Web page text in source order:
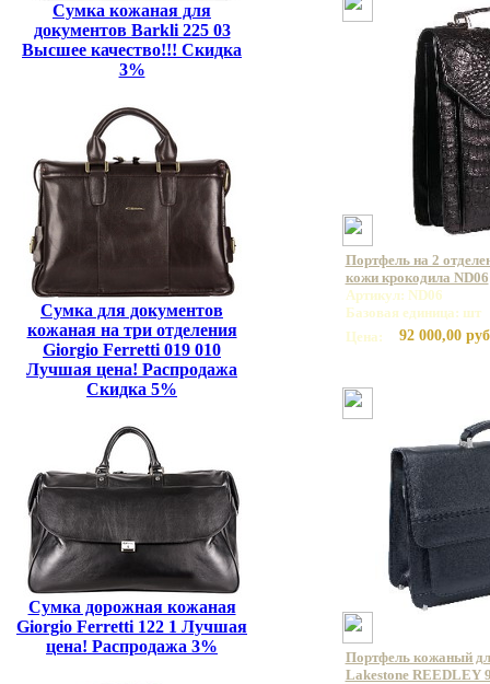
Сумка кожаная для
документов Barkli 225 03
Высшее качество!!! Скидка
3%
Сумка для документов
кожаная на три отделения
Giorgio Ferretti 019 010
Лучшая цена! Распродажа
Скидка 5%
Сумка дорожная кожаная
Giorgio Ferretti 122 1 Лучшая
цена! Распродажа 3%
Портфель на 2
кожи крокодила ND06
Артикул: ND06
Базовая единица: шт
Цена:
92 000,00
Портфель кожаный
Lakestone REEDLEY